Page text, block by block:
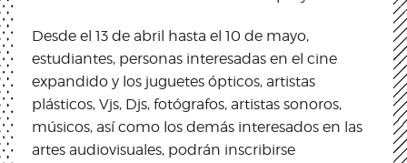
Desde el 13 de abril hasta el 10 de mayo,
estudiantes, personas interesadas en el cine
expandido y los juguetes ópticos, artistas
plásticos, Vjs, Djs, fotógrafos, artistas sonoros,
músicos, así como los demás interesados en las
artes audiovisuales, podrán inscribirse